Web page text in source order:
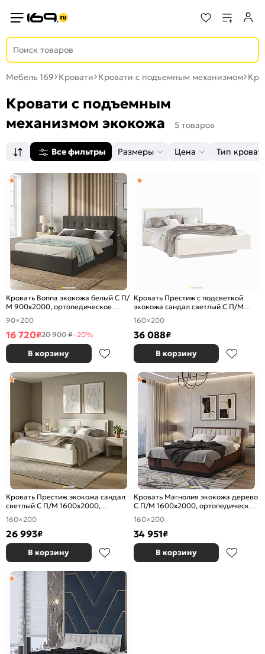
Мебель 169 Кровати Кровати с подъемным механизмом
Кровати с подъемным
механизмом экокожа
5 товаров
Все фильтры Размеры Цена Тип
Кровать Bonna экокожа белый С П/
М 900x2000, ортопедическое
основание, изголовье мягкое
90×200
16 720₽20 900 ₽-20%
В корзину
Кровать Престиж с подсветкой
экокожа сандал светлый С П/М
1600x2000, ортопедическое
основание, изголовье мягкое
160×200
36 088₽
В корзину
Кровать Престиж экокожа сандал
светлый С П/М 1600x2000,
ортопедическое основание,
изголовье мягкое
160×200
26 993₽
В корзину
Кровать Магнолия экокожа дерево
С П/М 1600x2000, ортопедическое
основание, изголовье мягкое
160×200
34 951₽
В корзину